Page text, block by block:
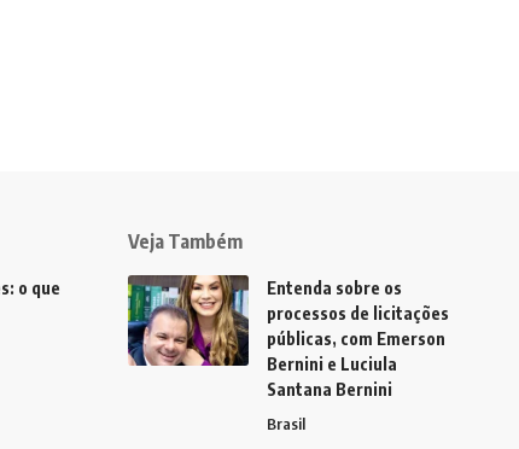
o que
Veja Também
Entenda sobre os
processos de licitações
públicas, com Emerson
Bernini e Luciula
Santana Bernini
Brasil